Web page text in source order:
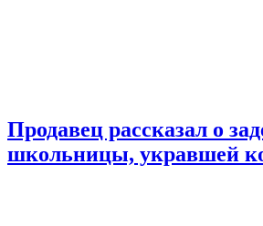
Продавец рассказал о
школьницы, укравшей